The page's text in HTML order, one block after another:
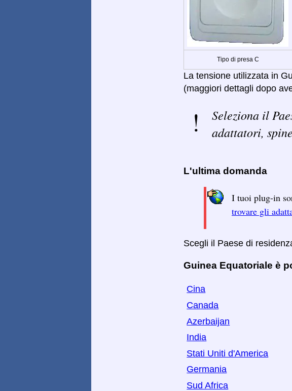
Tipo di presa C
La tensione utilizzata in
(maggiori dettagli dopo
Seleziona il
adattatori,
L'ultima domanda
I tuoi plug-in
trovare gli
Scegli il Paese di
Guinea Equatoriale è
Cina
Canada
Azerbaijan
India
Stati Uniti d'America
Germania
Sud Africa